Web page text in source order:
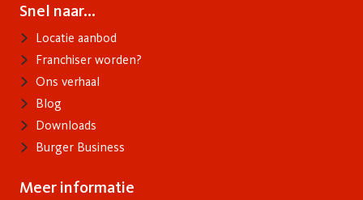
Snel naar...
Voet
Locatie aanbod
Franchiser worden?
Ons verhaal
Blog
Downloads
Burger Business
Meer informatie